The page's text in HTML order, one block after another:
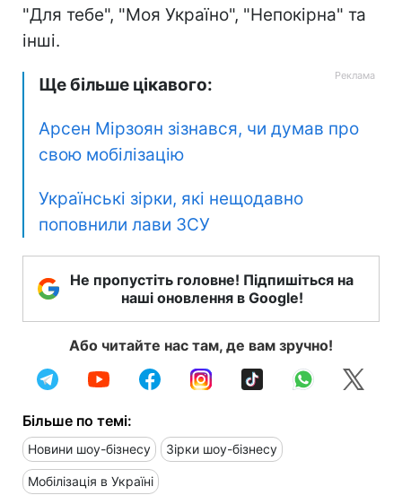
"Для тебе", "Моя Україно", "Непокірна" та
інші.
Ще більше цікавого:
Арсен Мірзоян зізнався, чи думав про
свою мобілізацію
Українські зірки, які нещодавно
поповнили лави ЗСУ
Не пропустіть головне! Підпишіться на
наші оновлення в Google!
Або читайте нас там, де вам зручно!
Більше по темі:
Новини шоу-бізнесу Зірки шоу-бізнесу
Мобілізація в Україні